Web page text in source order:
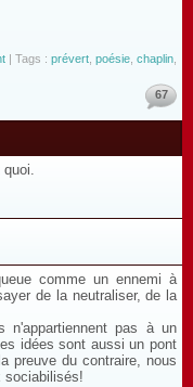
| Tags : prévert poésie chaplin
67
quoi.
comme un ennemi à
de la neutraliser, de la
n'appartiennent pas à un
idées sont aussi un pont
preuve du contraire, nous
sociabilisés!